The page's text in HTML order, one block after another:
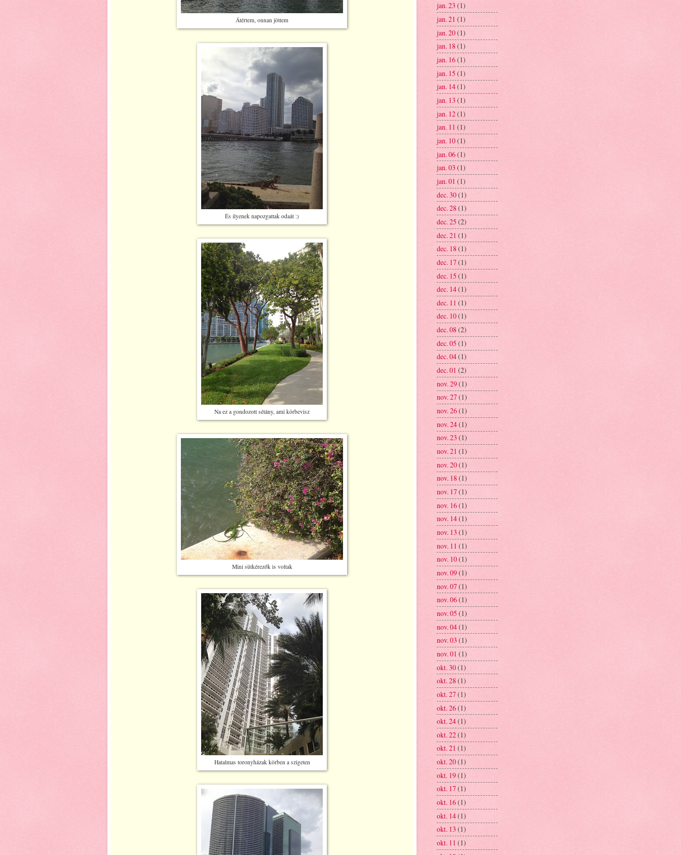
Átértem, onnan jöttem
És ilyenek napozgattak odaát :)
Na ez a gondozott sétány, ami körbevisz
Mini sütkérezők is voltak
Hatalmas toronyházak körben a szigeten
jan. 23 (1)
jan. 21 (1)
jan. 20(1)
jan. 18(1)
jan. 16(1)
jan. 15 (1)
jan. 14(1)
jan. 13 (1)
jan. 12(1)
jan. 11 (1)
jan. 10(1)
jan. 06(1)
jan. 03 (1)
jan. 01 (1)
dec. 30(1)
dec. 28 (1)
dec. 25 (2)
dec. 21 (1)
dec. 18 (1)
dec. 17(1)
dec. 15 (1)
dec. 14(1)
dec. 11 (1)
dec. 10(1)
dec. 08 (2)
dec. 05 (1)
dec. 04(1)
dec. 01 (2)
nov. 29(1)
nov. 27 (1)
nov. 26(1)
nov. 24(1)
nov. 23 (1)
nov. 21 (1)
nov. 20(1)
nov. 18(1)
nov. 17(1)
nov. 16(1)
nov. 14(1)
nov. 13 (1)
nov. 11 (1)
nov. 10(1)
nov. 09(1)
nov. 07(1)
nov. 06(1)
nov. 05 (1)
nov. 04(1)
nov. 03 (1)
nov. 01 (1)
okt. 30(1)
okt. 28(1)
okt. 27 (1)
okt. 26(1)
okt. 24(1)
okt. 22(1)
okt. 21 (1)
okt. 20(1)
okt. 19(1)
okt. 17(1)
okt. 16(1)
okt. 14(1)
okt. 13 (1)
okt. 11 (1)